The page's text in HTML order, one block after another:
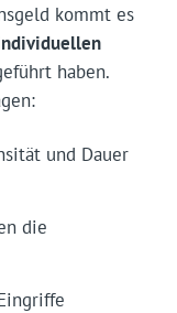
kommt es
haben.
und Dauer
die